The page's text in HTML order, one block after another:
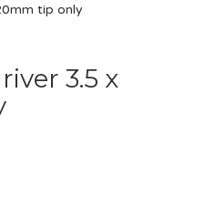
tip only
3.5 x